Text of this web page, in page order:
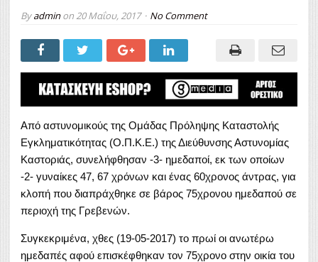
Byadminon 20 Μαΐου, 2017 No Comment
Από αστυνομικούς της Ομάδας Πρόληψης Καταστολής
Εγκληματικότητας (Ο.Π.Κ.Ε.) της Διεύθυνσης Αστυνομίας
Καστοριάς, συνελήφθησαν -3- ημεδαποί, εκ των οποίων
-2- γυναίκες 47, 67 χρόνων και ένας 60χρονος άντρας, για
κλοπή που διαπράχθηκε σε βάρος 75χρονου ημεδαπού σε
περιοχή της Γρεβενών.
Συγκεκριμένα, χθες (19-05-2017) το πρωί οι ανωτέρω
ημεδαπές αφού επισκέφθηκαν τον 75χρονο στην οικία του